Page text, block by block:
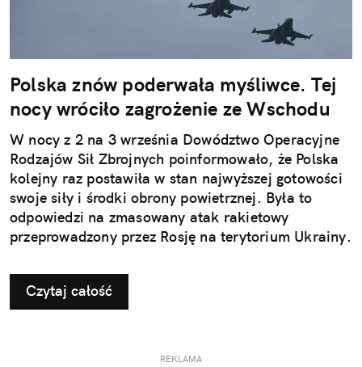
Polska znów poderwała myśliwce. Tej
nocy wróciło zagrożenie ze Wschodu
W nocy z 2 na 3 września Dowództwo Operacyjne
Rodzajów Sił Zbrojnych poinformowało, że Polska
kolejny raz postawiła w stan najwyższej gotowości
swoje siły i środki obrony powietrznej. Była to
odpowiedzi na zmasowany atak rakietowy
przeprowadzony przez Rosję na terytorium Ukrainy.
Czytaj całość
REKLAMA